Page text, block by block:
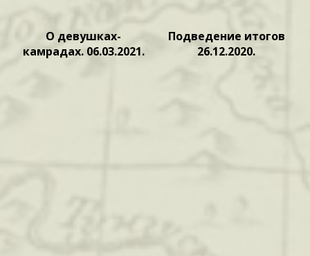
О девушках-
камрадах. 06.03.2021.
Подведение итогов
26.12.2020.